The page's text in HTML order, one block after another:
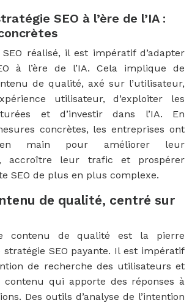
SEO à l’ère de l’IA :
réalisé, il est impératif d’adapter
à l’ère de l’IA. Cela implique de
de qualité, axé sur l’utilisateur,
utilisateur, d’exploiter les
et d’investir dans l’IA. En
concrètes, les entreprises ont
main pour améliorer leur
accroître leur trafic et prospérer
SEO de plus en plus complexe.
de qualité, centré sur
contenu de qualité est la pierre
stratégie SEO payante. Il est impératif
de recherche des utilisateurs et
qui apporte des réponses à
Des outils d’analyse de l’intention